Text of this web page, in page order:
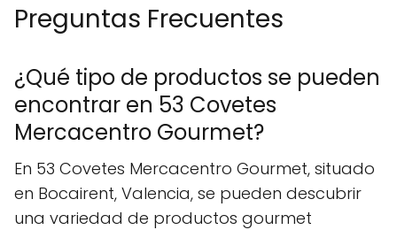
Preguntas Frecuentes
¿Qué tipo de productos se pueden
encontrar en 53 Covetes
Mercacentro Gourmet?
En 53 Covetes Mercacentro Gourmet, situado
en Bocairent, Valencia, se pueden descubrir
una variedad de productos gourmet